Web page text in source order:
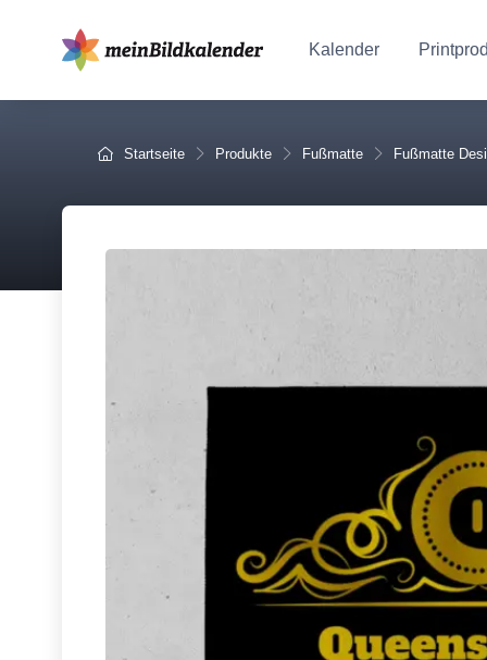
Kalender
Startseite Produkte Fußmatte Fußmatte